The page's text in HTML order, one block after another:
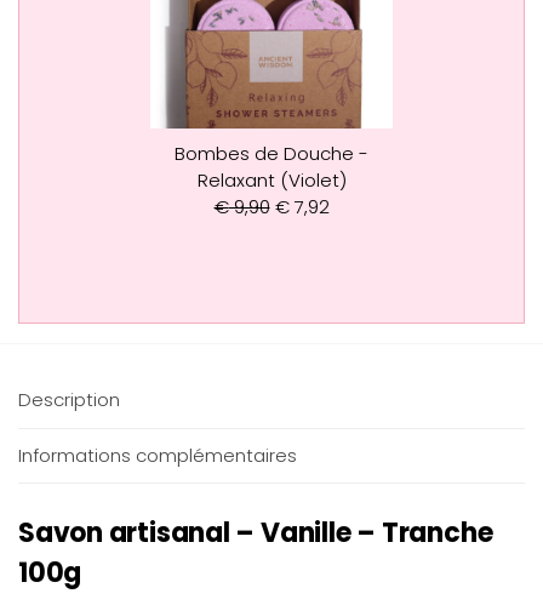
Bombes de Douche -
Relaxant (Violet)
€9,90 €7,92
Description
Informations complémentaires
Savon artisanal – Vanille – Tranche
100g